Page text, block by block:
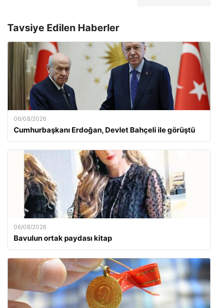
Tavsiye Edilen Haberler
06/08/2026
Cumhurbaşkanı Erdoğan, Devlet Bahçeli ile görüştü
06/08/2026
Bavulun ortak paydası kitap